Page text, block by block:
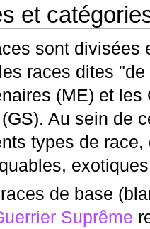
et
sont divisées
races dites
(ME) et
Au sein de
types de
de base
Suprême